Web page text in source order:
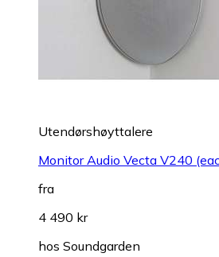
Utendørshøyttalere
Monitor Audio Vecta V240
fra
4 490 kr
hos Soundgarden